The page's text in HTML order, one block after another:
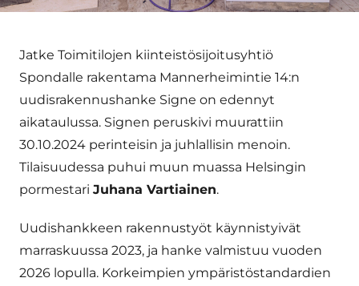
Jatke Toimitilojen kiinteistösijoitusyhtiö
Spondalle rakentama Mannerheimintie 14:n
uudisrakennushanke Signe on edennyt
aikataulussa. Signen peruskivi muurattiin
30.10.2024 perinteisin ja juhlallisin menoin.
Tilaisuudessa puhui muun muassa Helsingin
pormestari Juhana Vartiainen.
Uudishankkeen rakennustyöt käynnistyivät
marraskuussa 2023, ja hanke valmistuu vuoden
2026 lopulla. Korkeimpien ympäristöstandardien